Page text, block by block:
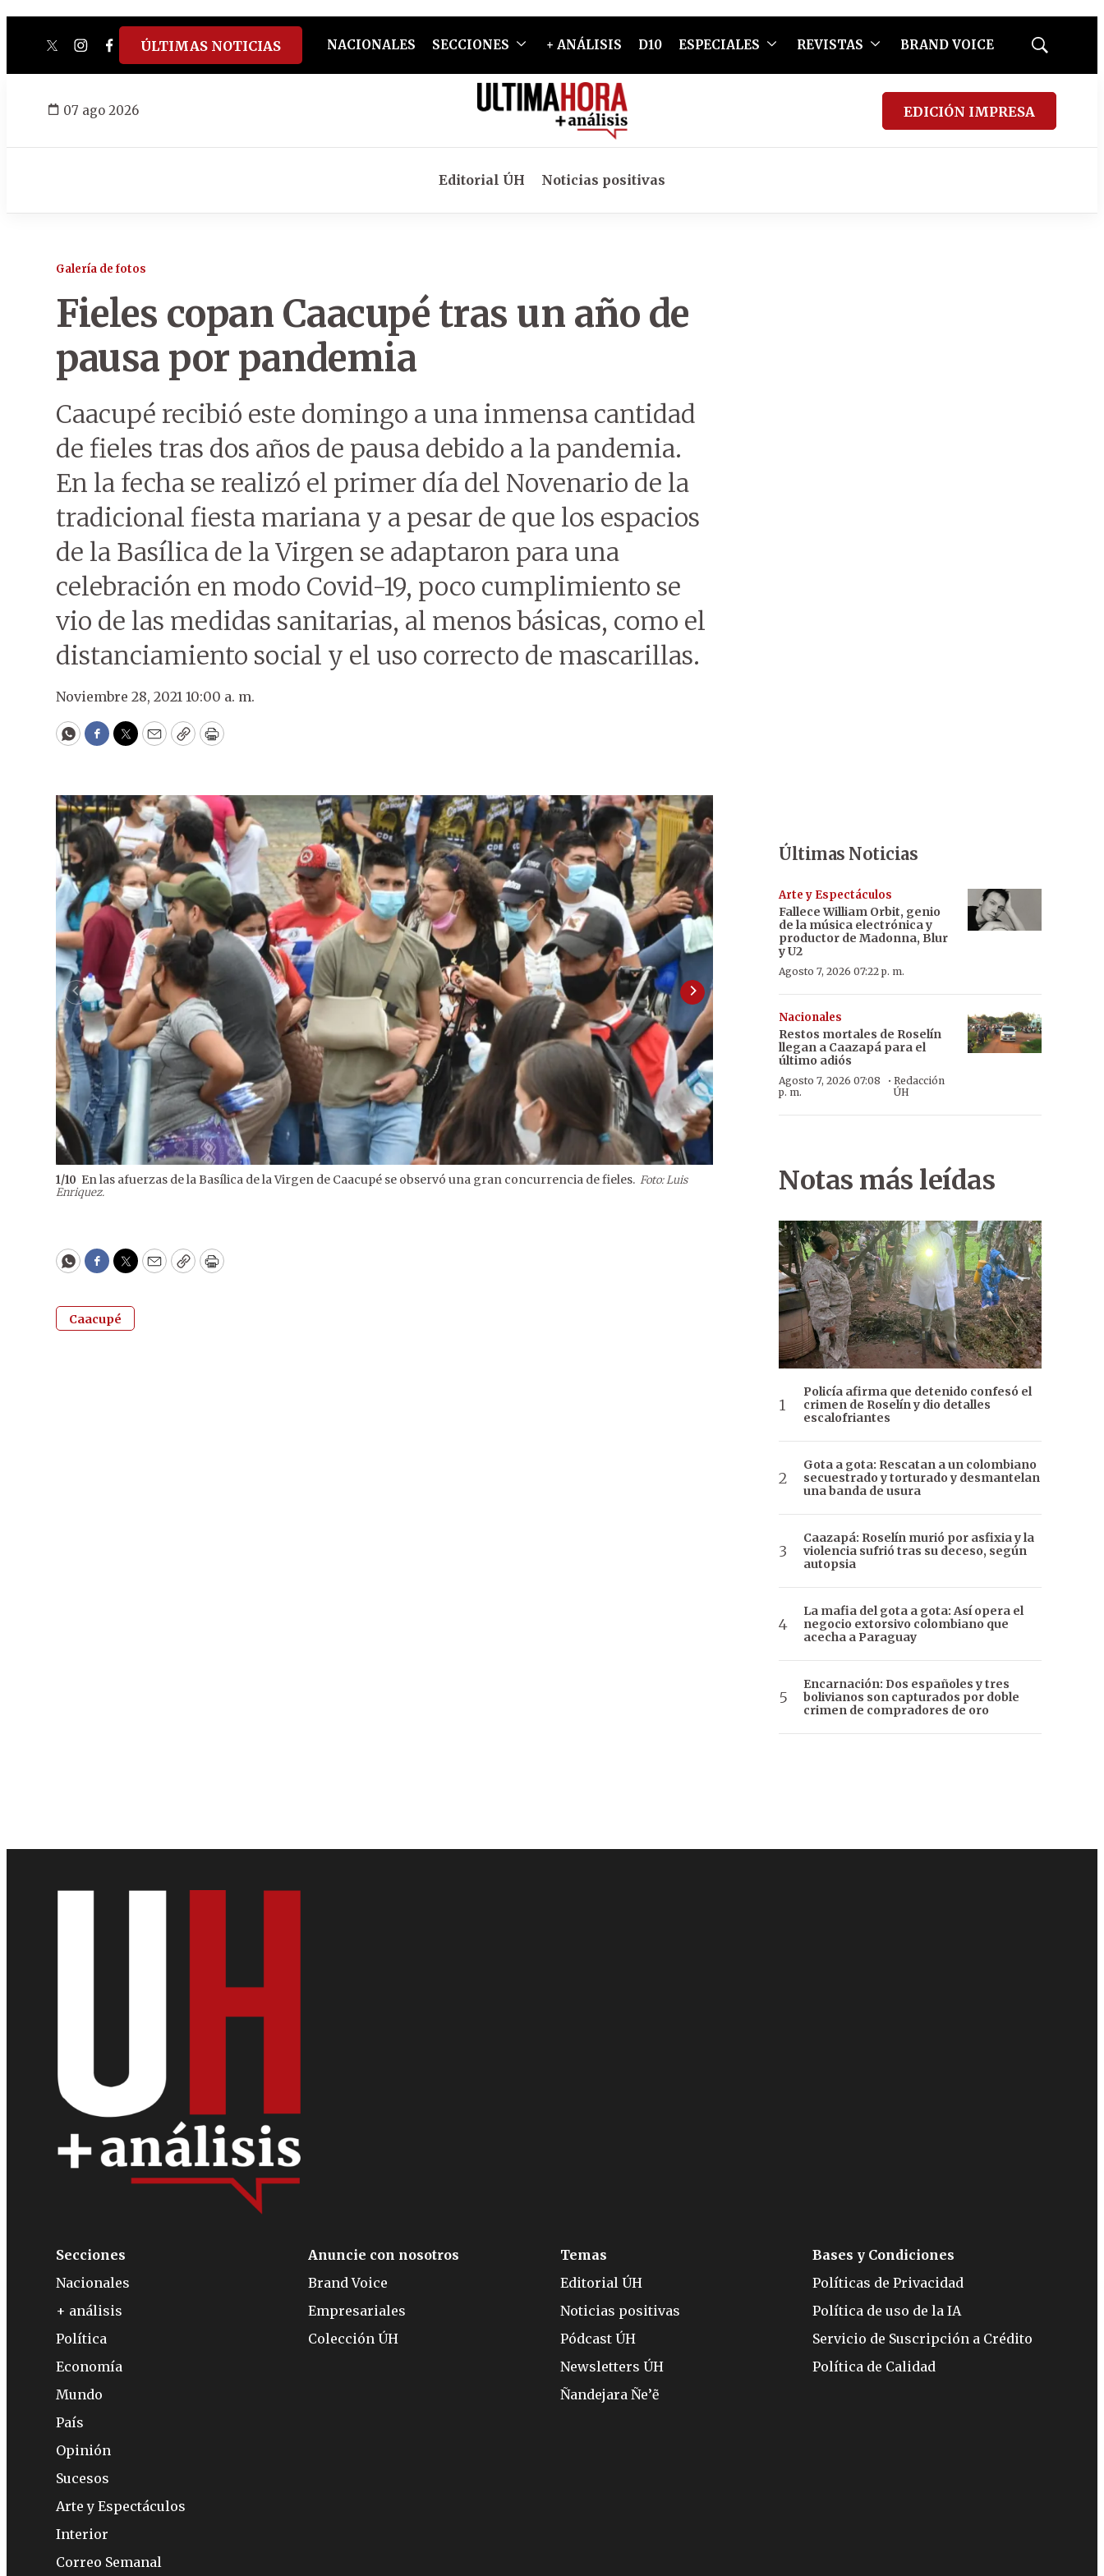
twitterinstagram
facebook
tiktokyoutube
spotify
ÚLTIMAS NOTICIAS NACIONALES SECCIONES + ANÁLISIS D10 ESPECIALES REVISTAS BRAND VOICE
Mostrar
07 ago 2026 EDICIÓN IMPRESA
Editorial ÚH Noticias positivas
Galería de fotos
Fieles copan Caacupé tras un año de
pausa por pandemia
Caacupé recibió este domingo a una inmensa cantidad
de fieles tras dos años de pausa debido a la pandemia.
En la fecha se realizó el primer día del Novenario de la
tradicional fiesta mariana y a pesar de que los espacios
de la Basílica de la Virgen se adaptaron para una
celebración en modo Covid-19, poco cumplimiento se
vio de las medidas sanitarias, al menos básicas, como el
distanciamiento social y el uso correcto de mascarillas.
Noviembre 28, 2021 10:00 a. m.
WhatsApp
Facebook
Twitter
EmailCopyPrint
1/10 En las afuerzas de la Basílica de la Virgen de Caacupé se observó una gran concurrencia de fieles. Foto: Luis
Enriquez.
Por una festividad mariana segura se recomendó que no
síntomas respiratorios, adultos mayores y los que tiene alguna
WhatsApp
Facebook
Twitter
EmailCopyPrint
Caacupé
Últimas Noticias
Arte y Espectáculos
Fallece William Orbit, genio
de la música electrónica y
productor de Madonna, Blur
y U2
Agosto 7, 2026 07:22 p. m.
Nacionales
Restos mortales de Roselín
llegan a Caazapá para el
último adiós
Agosto 7, 2026 07:08
p. m.
· Redacción
ÚH
Notas más leídas
Policía afirma que detenido confesó el
crimen de Roselín y dio detalles
escalofriantes
Gota a gota: Rescatan a un colombiano
secuestrado y torturado y desmantelan
una banda de usura
Caazapá: Roselín murió por asfixia y la
violencia sufrió tras su deceso, según
autopsia
La mafia del gota a gota: Así opera el
negocio extorsivo colombiano que
acecha a Paraguay
Encarnación: Dos españoles y tres
bolivianos son capturados por doble
crimen de compradores de oro
Secciones
Nacionales
+ análisis
Política
Economía
Mundo
País
Opinión
Sucesos
Arte y Espectáculos
Interior
Correo Semanal
Anuncie con nosotros
Brand Voice
Empresariales
Colección ÚH
Temas
Editorial ÚH
Noticias positivas
Pódcast ÚH
Newsletters ÚH
Ñandejara Ñe’ẽ
Bases y Condiciones
Políticas de Privacidad
Política de uso de la IA
Servicio de Suscripción a Crédito
Política de Calidad